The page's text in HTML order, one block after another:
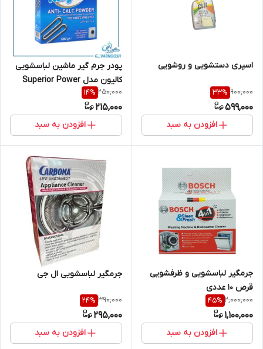
اسپری دستشویی و روشویی
900,000
33%
599,000
افزودن به سبد
پودر جرم گیر ماشین لباسشویی
کالیون مدل Superior Power
250,000
14%
215,000
افزودن به سبد
جرمگیر لباسشویی و ظرفشویی
قرص 10 عددی
2,000,000
45%
1,100,000
افزودن به سبد
جرمگیر لباسشویی ال جی
390,000
24%
295,000
افزودن به سبد